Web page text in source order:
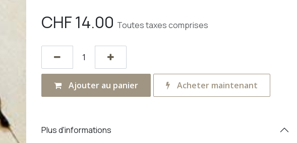
CHF14.00 Toutes taxes comprises
Ajouter au panier Acheter maintenant
Plus d'informations